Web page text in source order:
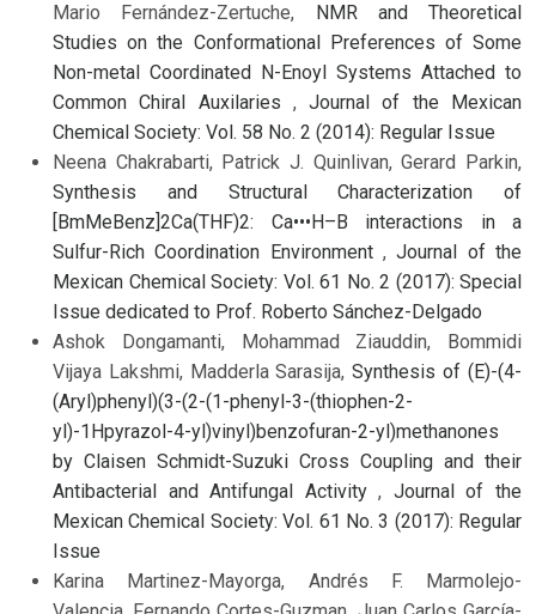
Mario Fernández-Zertuche,
NMR and Theoretical
Studies on the Conformational Preferences of Some
Non-metal Coordinated N-Enoyl Systems Attached to
Common Chiral Auxilaries ,Journal of the Mexican
Chemical Society: Vol. 58 No. 2 (2014): Regular Issue
Neena Chakrabarti, Patrick J. Quinlivan, Gerard Parkin,
Synthesis and Structural Characterization of
[BmMeBenz]2Ca(THF)2: Ca•••H–B interactions in a
Sulfur-Rich Coordination Environment ,Journal of the
Mexican Chemical Society: Vol. 61 No. 2 (2017): Special
Issue dedicated to Prof. Roberto Sánchez-Delgado
Ashok Dongamanti, Mohammad Ziauddin, Bommidi
Vijaya Lakshmi, Madderla Sarasija,Synthesis of (E)-(4-
(Aryl)phenyl)(3-(2-(1-phenyl-3-(thiophen-2-
yl)-1Hpyrazol-4-yl)vinyl)benzofuran-2-yl)methanones
by Claisen Schmidt-Suzuki Cross Coupling and their
Antibacterial and Antifungal Activity, Journal of the
Mexican Chemical Society: Vol. 61 No. 3 (2017): Regular
Issue
Karina Martinez-Mayorga, Andrés F. Marmolejo-